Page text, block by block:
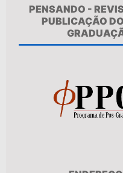
PENSANDO -
PUBLICAÇÃO